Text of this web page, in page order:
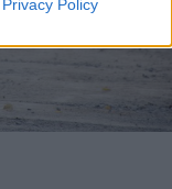
Privacy Policy